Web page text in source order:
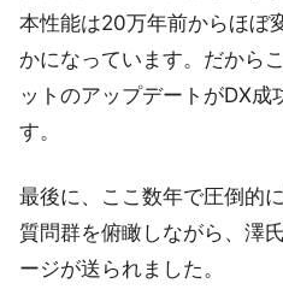
本性能は20万年前からほぼ
かになっています。だから
ットのアップデートがDX成
す。
最後に、ここ数年で圧倒的
質問群を俯瞰しながら、澤
ージが送られました。